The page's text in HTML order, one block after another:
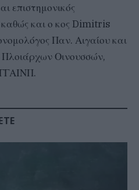
επιστημονικός
και ο κος Dimitris
Παν. Αιγαίου και
Οινουσσών,